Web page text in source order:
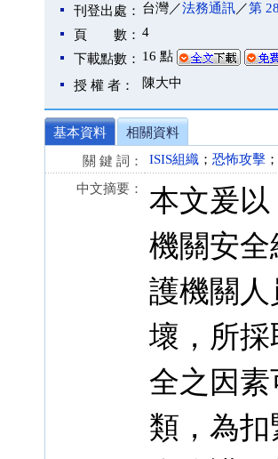
刊登出處： 台灣／法務通訊／第
頁 數： 4
下載點數： 16 點
授 權 者： 陳大中
基本資料
相關資料
關 鍵 詞：
ISIS組織 ； 恐怖攻擊 ；
中文摘要：
本文爰以
機關安
護機關
壞，所
全之因
類，為